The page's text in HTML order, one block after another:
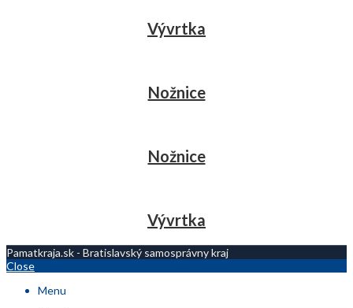
Vývrtka
Nožnice
Nožnice
Vývrtka
Pamatkraja.sk - Bratislavský samosprávny kraj
Close
Menu